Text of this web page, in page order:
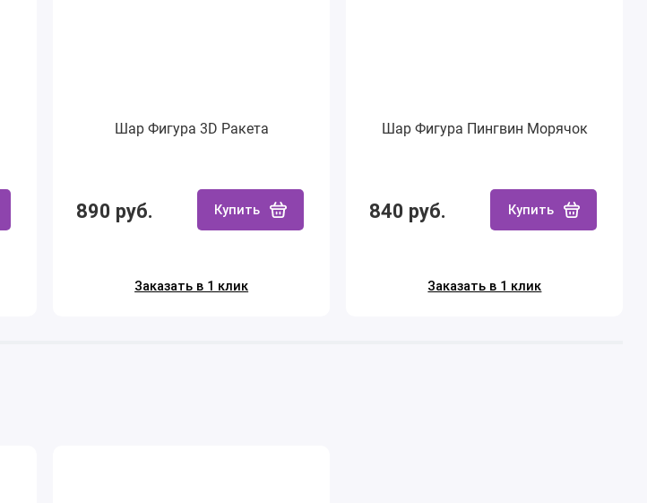
Шар Фигура 3D Ракета
890 руб. Купить
Заказать в 1 клик
Шар Фигура Пингвин Морячок
840 руб. Купить
Заказать в 1 клик